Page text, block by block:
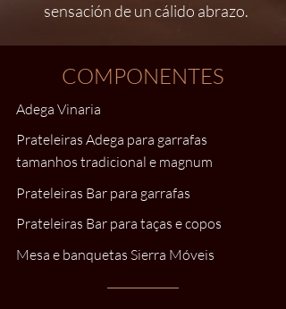
sensación de un cálido abrazo.
COMPONENTES
Adega Vinaria
Prateleiras Adega para garrafas
tamanhos tradicional e magnum
Prateleiras Bar para garrafas
Prateleiras Bar para taças e copos
Mesa e banquetas Sierra Móveis